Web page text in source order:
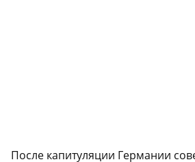
После капитуляции Германии